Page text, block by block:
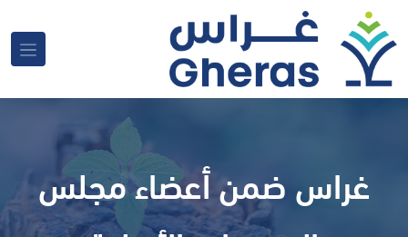
غراس ضمن أعضاء مجلس